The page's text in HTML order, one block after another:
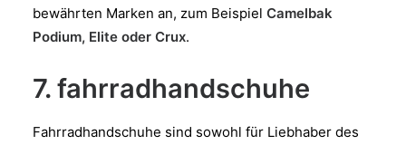
bewährten Marken an, zum Beispiel Camelbak
Podium, Elite oder Crux.
7. fahrradhandschuhe
Fahrradhandschuhe sind sowohl für Liebhaber des